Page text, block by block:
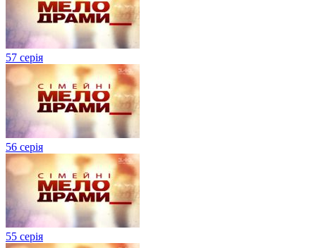
57 серія
56 серія
55 серія